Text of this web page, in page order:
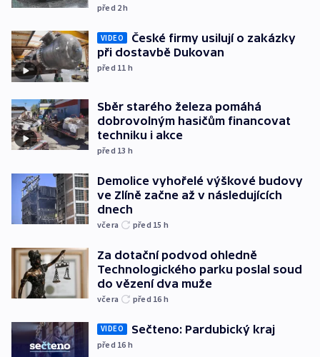
před 2h
VIDEO
České firmy usilují o zakázky
při dostavbě Dukovan
před 11 h
Sběr starého železa pomáhá
dobrovolným hasičům financovat
techniku i akce
před 13 h
Demolice vyhořelé výškové budovy
ve Zlíně začne až v následujících
dnech
včera před 15 h
Za dotační podvod ohledně
Technologického parku poslal soud
do vězení dva muže
včera před 16 h
VIDEO Sečteno: Pardubický kraj
před 16 h